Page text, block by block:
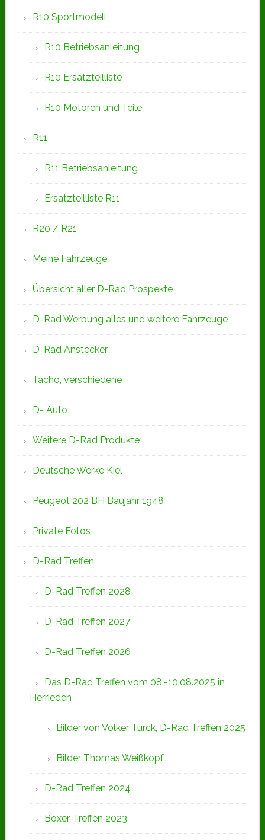
R10 Sportmodell
R10 Betriebsanleitung
R10 Ersatzteilliste
R10 Motoren und Teile
R11
R11 Betriebsanleitung
Ersatzteilliste R11
R20 / R21
Meine Fahrzeuge
Übersicht aller D-Rad Prospekte
D-Rad Werbung alles und weitere Fahrzeuge
D-Rad Anstecker
Tacho, verschiedene
D- Auto
Weitere D-Rad Produkte
Deutsche Werke Kiel
Peugeot 202 BH Baujahr 1948
Private Fotos
D-Rad Treffen
D-Rad Treffen 2028
D-Rad Treffen 2027
D-Rad Treffen 2026
Das D-Rad Treffen vom 08.-10.08.2025 in
Herrieden
Bilder von Volker Turck, D-Rad Treffen 2025
Bilder Thomas Weißkopf
D-Rad Treffen 2024
Boxer-Treffen 2023